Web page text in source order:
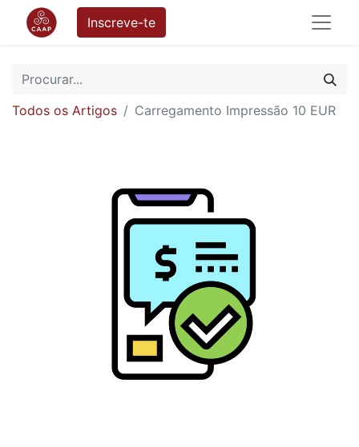
Inscreve-te
Todos os Artigos Carregamento Impressão 10 EUR